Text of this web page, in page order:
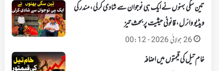
تین سگی بہنوں نے ایک ہی نوجوان سے شادی کرلی، مندر کی
ویڈیو وائرل، قانونی حیثیت پر بحث تیز
26 جولائی 2026 - 00:12
خام تیل کی قیمتوں میں اضافہ